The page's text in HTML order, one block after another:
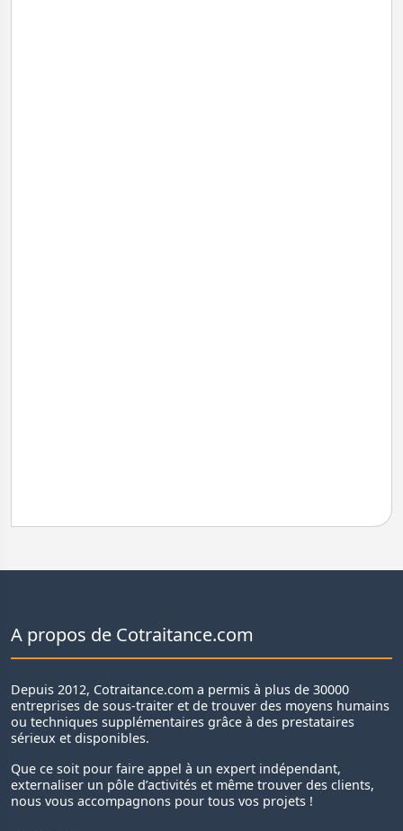
A propos de Cotraitance.com
Depuis 2012, Cotraitance.com a permis à plus de 30000
entreprises de sous-traiter et de trouver des moyens humains
ou techniques supplémentaires grâce à des prestataires
sérieux et disponibles.
Que ce soit pour faire appel à un expert indépendant,
externaliser un pôle d’activités et même trouver des clients,
nous vous accompagnons pour tous vos projets !